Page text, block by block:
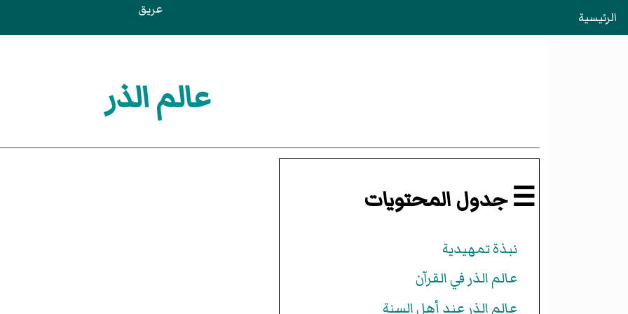
الرئيسية عريق
عالم الذر
☰ جدول المحتويات
نبذة تمهيدية
عالم الذر في القرآن
عالم الذر عند أهل السنة